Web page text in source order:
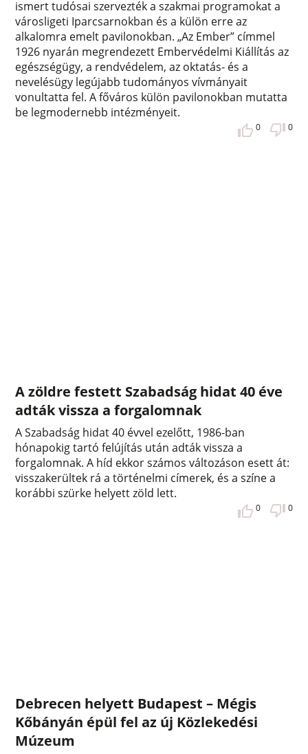
ismert tudósai szervezték a szakmai programokat a
városligeti Iparcsarnokban és a külön erre az
alkalomra emelt pavilonokban. „Az Ember” címmel
1926 nyarán megrendezett Embervédelmi Kiállítás az
egészségügy, a rendvédelem, az oktatás- és a
nevelésügy legújabb tudományos vívmányait
vonultatta fel. A főváros külön pavilonokban mutatta
be legmodernebb intézményeit.
0 0
A zöldre festett Szabadság hidat 40 éve
adták vissza a forgalomnak
A Szabadság hidat 40 évvel ezelőtt, 1986-ban
hónapokig tartó felújítás után adták vissza a
forgalomnak. A híd ekkor számos változáson esett át:
visszakerültek rá a történelmi címerek, és a színe a
korábbi szürke helyett zöld lett.
0 0
Debrecen helyett Budapest – Mégis
Kőbányán épül fel az új Közlekedési
Múzeum